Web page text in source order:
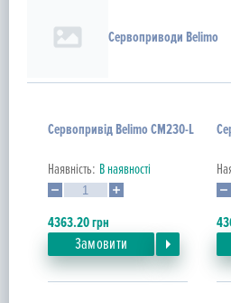
Сервоприводи Belimo
Сервопривід Belimo CM230-L
Наявність: В наявності
4363.20грн
Замовити